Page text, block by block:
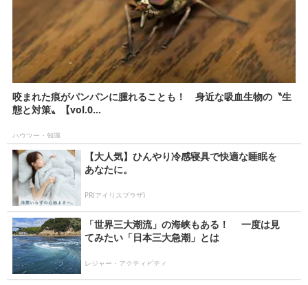
咬まれた痕がパンパンに腫れることも！ 身近な吸血生物の〝生
態と対策〟【vol.0...
ハウツー・知識
【大人気】ひんやり冷感寝具で快適な睡眠を
あなたに。
PR(アイリスプラザ)
「世界三大潮流」の海峡もある！ 一度は見
てみたい「日本三大急潮」とは
レジャー・アクティビティ